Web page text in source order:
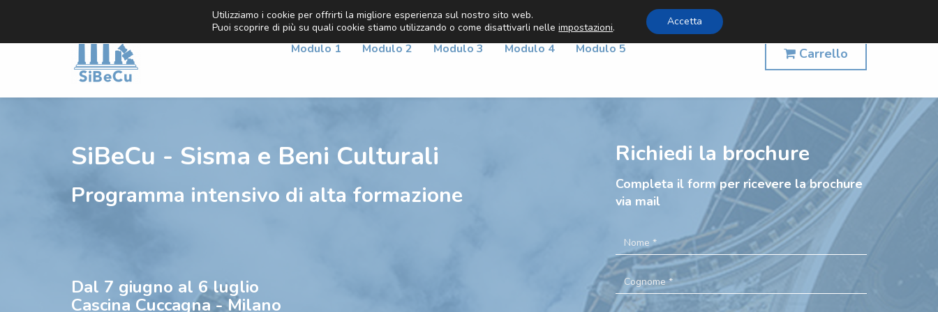
Carrello
Modulo 1 Modulo 2 Modulo 3 Modulo 4 Modulo 5
SiBeCu - Sisma e Beni Culturali
Programma intensivo di alta formazione
Dal 7 giugno al 6 luglio
Cascina Cuccagna - Milano
Richiedi la brochure
Completa il form per ricevere la brochure
via mail
Utilizziamo i cookie per offrirti la migliore esperienza sul nostro sito web.
Puoi scoprire di più su quali cookie stiamo utilizzando o come disattivarli nelleimpostazioni. Accetta